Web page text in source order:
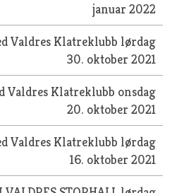
januar 2022
Valdres Klatreklubb lørdag
30. oktober 2021
Valdres Klatreklubb onsdag
20. oktober 2021
Valdres Klatreklubb lørdag
16. oktober 2021